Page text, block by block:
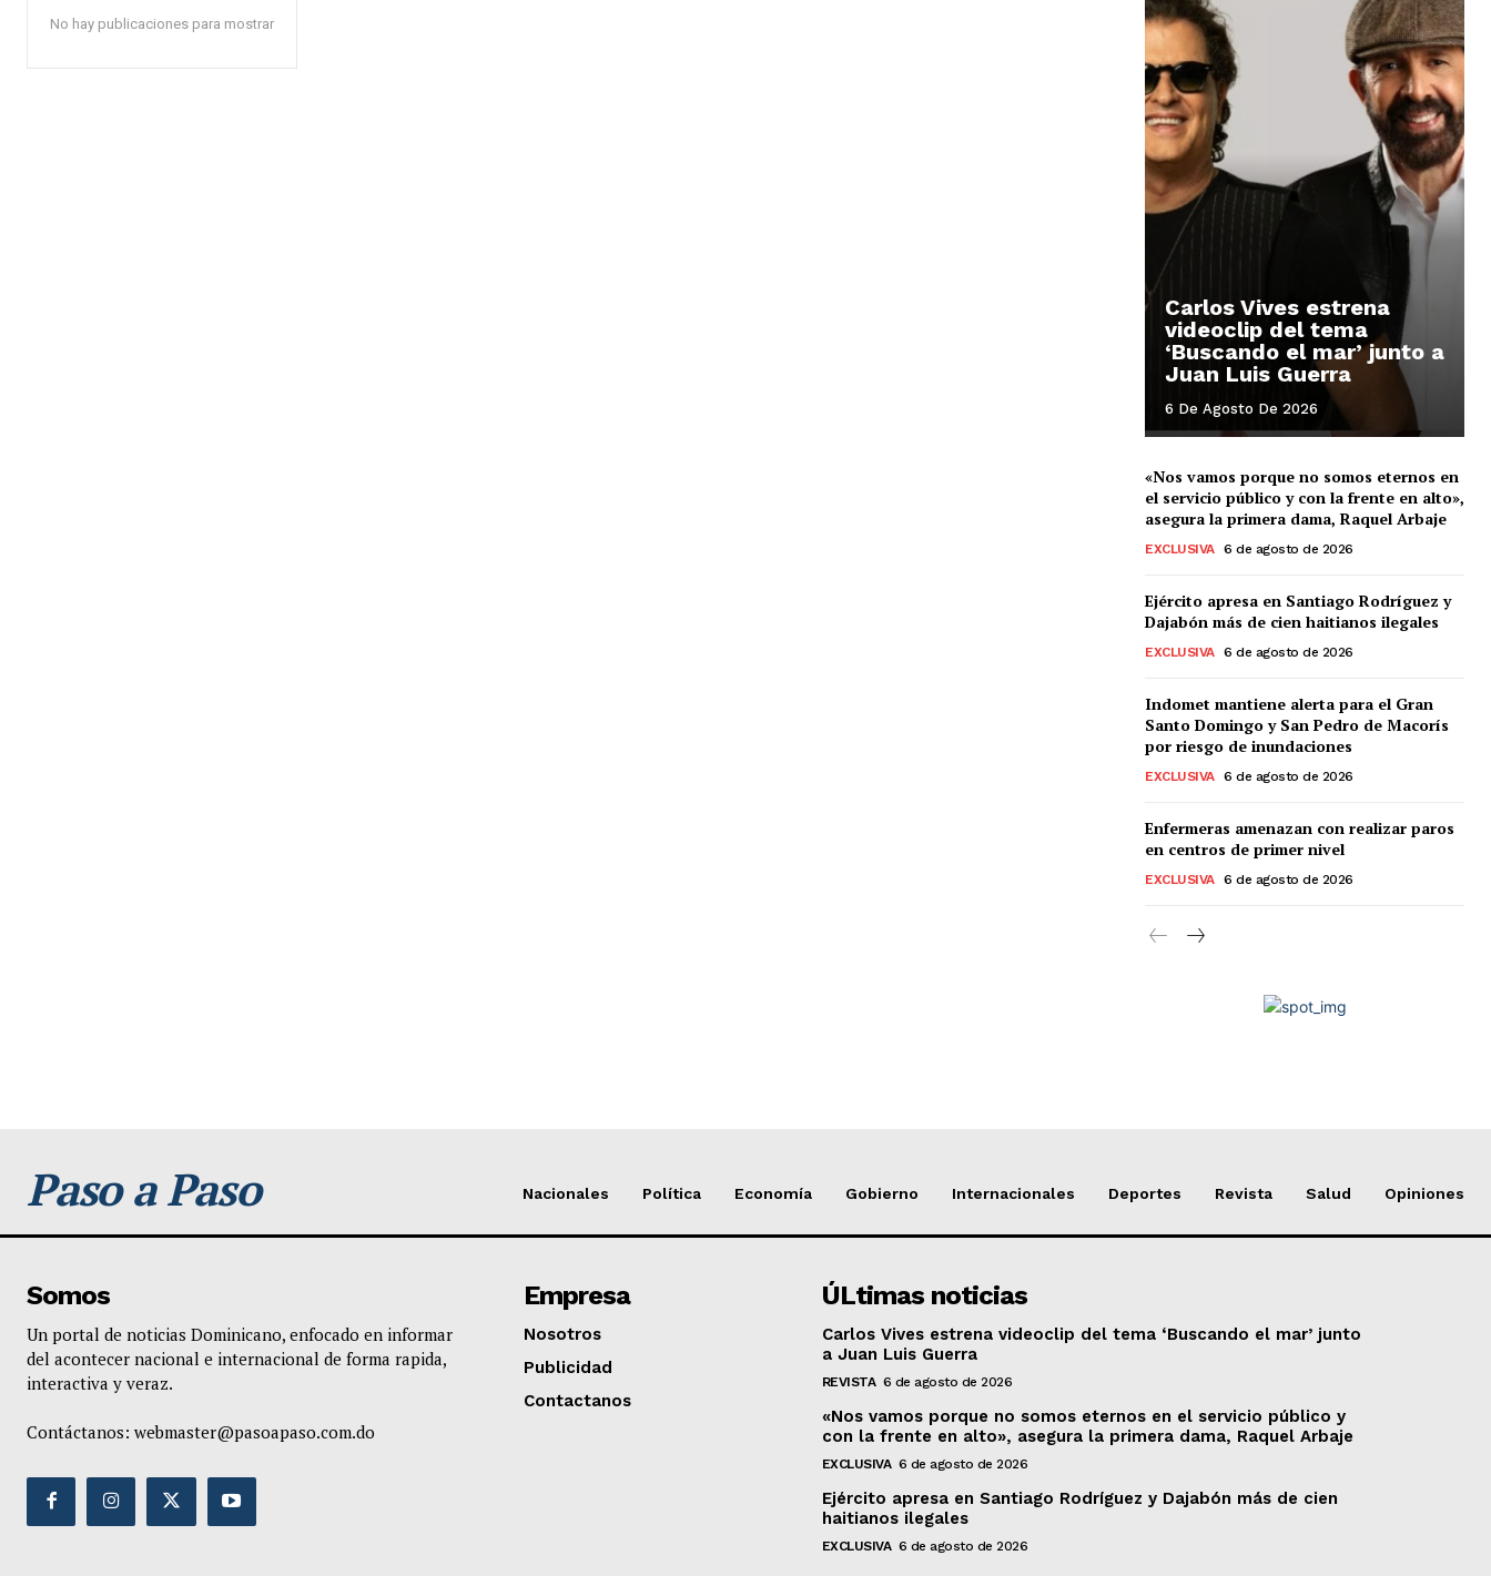
No hay publicaciones para mostrar
Carlos Vives estrena
videoclip del tema
‘Buscando el mar’ junto a
Juan Luis Guerra
6 De Agosto De 2026
«Nos vamos porque no somos eternos en
el servicio público y con la frente en alto»,
asegura la primera dama, Raquel Arbaje
EXCLUSIVA 6 de agosto de 2026
Ejército apresa en Santiago Rodríguez y
Dajabón más de cien haitianos ilegales
EXCLUSIVA 6 de agosto de 2026
Indomet mantiene alerta para el Gran
Santo Domingo y San Pedro de Macorís
por riesgo de inundaciones
EXCLUSIVA 6 de agosto de 2026
Enfermeras amenazan con realizar paros
en centros de primer nivel
EXCLUSIVA 6 de agosto de 2026
Paso a Paso Nacionales Política Economía Gobierno Internacionales Deportes Revista Salud Opiniones
Somos
Un portal de noticias Dominicano, enfocado en informar
del acontecer nacional e internacional de forma rapida,
interactiva y veraz.
Contáctanos: webmaster@pasoapaso.com.do
Empresa
Nosotros
Publicidad
Contactanos
ÚLtimas noticias
Carlos Vives estrena videoclip del tema ‘Buscando el mar’ junto
a Juan Luis Guerra
REVISTA 6 de agosto de 2026
«Nos vamos porque no somos eternos en el servicio público y
con la frente en alto», asegura la primera dama, Raquel Arbaje
EXCLUSIVA 6 de agosto de 2026
Ejército apresa en Santiago Rodríguez y Dajabón más de cien
haitianos ilegales
EXCLUSIVA 6 de agosto de 2026